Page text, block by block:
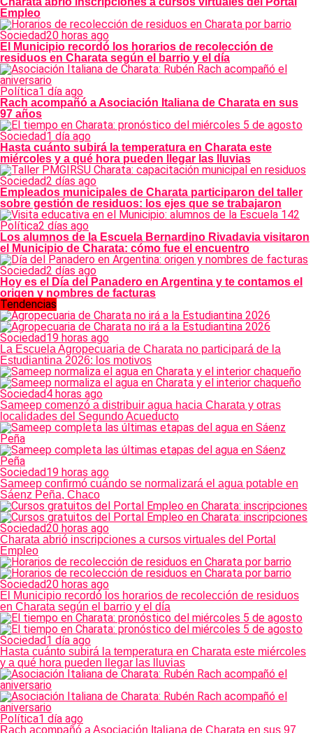
Empleo
Sociedad20 horas ago
El Municipio recordó los horarios de recolección de
residuos en Charata según el barrio y el día
Política1 día ago
Rach acompañó a Asociación Italiana de Charata en sus
97 años
Sociedad1 día ago
Hasta cuánto subirá la temperatura en Charata este
miércoles y a qué hora pueden llegar las lluvias
Sociedad2 días ago
Empleados municipales de Charata participaron del taller
sobre gestión de residuos: los ejes que se trabajaron
Política2 días ago
Los alumnos de la Escuela Bernardino Rivadavia visitaron
el Municipio de Charata: cómo fue el encuentro
Sociedad2 días ago
Hoy es el Día del Panadero en Argentina y te contamos el
origen y nombres de facturas
Tendencias
Sociedad19 horas ago
La Escuela Agropecuaria de Charata no participará de la
Estudiantina 2026: los motivos
Sociedad4 horas ago
Sameep comenzó a distribuir agua hacia Charata y otras
localidades del Segundo Acueducto
Sociedad19 horas ago
Sameep confirmó cuándo se normalizará el agua potable en
Sáenz Peña, Chaco
Sociedad20 horas ago
Charata abrió inscripciones a cursos virtuales del Portal
Empleo
Sociedad20 horas ago
El Municipio recordó los horarios de recolección de residuos
en Charata según el barrio y el día
Sociedad1 día ago
Hasta cuánto subirá la temperatura en Charata este miércoles
y a qué hora pueden llegar las lluvias
Política1 día ago
Rach acompañó a Asociación Italiana de Charata en sus 97